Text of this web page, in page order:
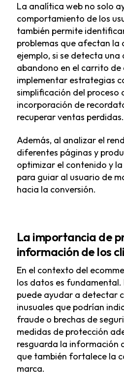
La analítica web no solo
comportamiento de los
también permite
problemas que afectan la
ejemplo, si se detecta
abandono en el carrito de
implementar estrategias
simplificación del proceso
incorporación de
recuperar ventas perdidas.
Además, al analizar el
diferentes páginas y
optimizar el contenido y
para guiar al usuario de
hacia la conversión.
La importancia de
información de los
En el contexto del
los datos es
puede ayudar a detectar
inusuales que podrían
fraude o brechas de
medidas de protección
resguarda la información
que también fortalece la
marca.